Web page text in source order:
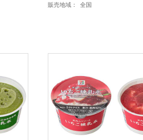
販売地域： 全国